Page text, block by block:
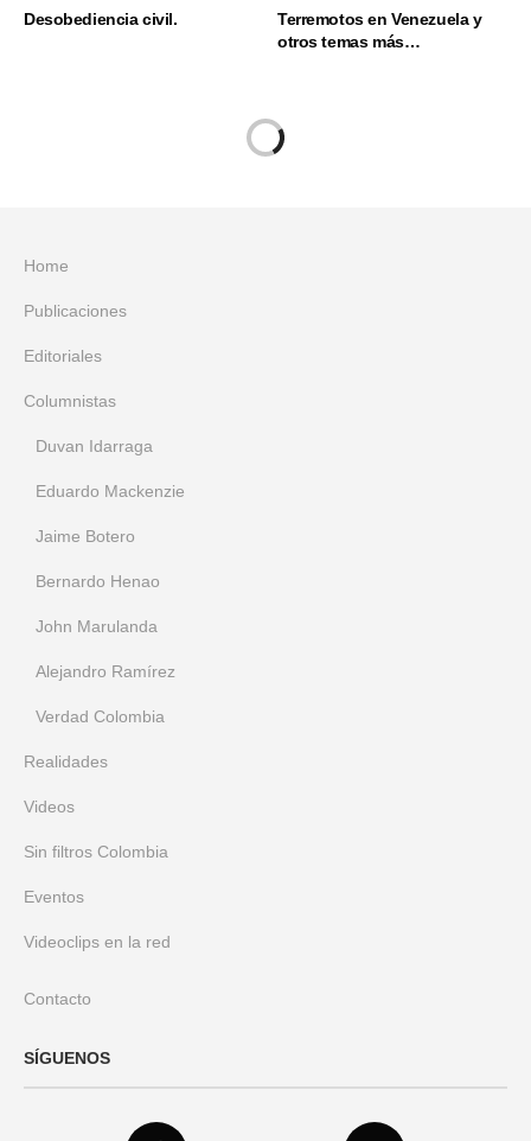
Desobediencia civil.
Terremotos en Venezuela y
otros temas más…
Home
Publicaciones
Editoriales
Columnistas
Duvan Idarraga
Eduardo Mackenzie
Jaime Botero
Bernardo Henao
John Marulanda
Alejandro Ramírez
Verdad Colombia
Realidades
Videos
Sin filtros Colombia
Eventos
Videoclips en la red
Contacto
SÍGUENOS